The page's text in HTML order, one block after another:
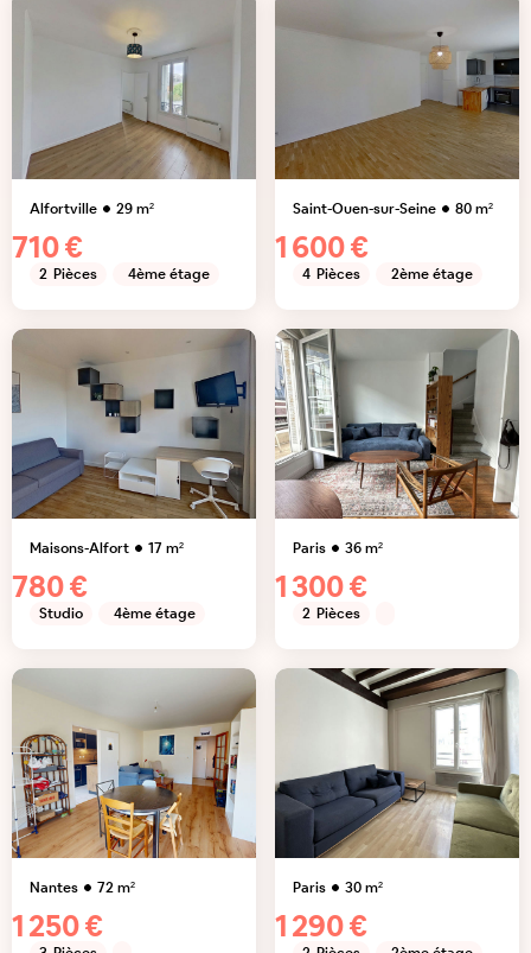
Alfortville 29m²
710 €
2 Pièces 4ème étage
Saint-Ouen-sur-Seine 80m²
1 600 €
4 Pièces 2ème étage
Maisons-Alfort 17m²
780 €
Studio 4ème étage
Paris 36m²
1 300 €
2 Pièces
Nantes 72m²
1 250 €
Paris 30m²
1 290 €